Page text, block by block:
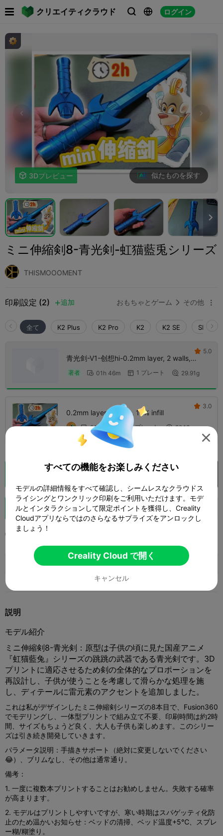
クリエイティクラウド   ログイン
 3Dプレビュー 似たものを探す

ミニ伸縮剣8-青光剣-虹猫藍兎シリーズ
THISMOOOMENT
印刷設定 (2) 追加 おもちゃとゲーム  その他 
全て K2 Plus K2 Pro K2 K2 SE
青光剑-V1-创想hi-0.2mm layer, 2 walls,
著者  01h 46m  1 プレート  29.91g
 5.0
0.2mm layer, 2 walls, 15% infill
 01h 47m 1 プレート  29.13g
 3.0
クラウドスライス Creality Cloud で開く
ブースト 146 189  
 2025-09-09
🚀 SPARKX i7 Series — Now Only $229
(26% OFF) >> Shop Now
説明
モデル紹介
ミニ伸縮剣8-青光剣：原型は子供の頃に見た国産アニメ
『虹猫藍兔』シリーズの跳跳の武器である青光剣です。3D
プリントに適応させるため剣の全体的なプロポーションを
再設計し、子供が使うことを考慮して滑らかな処理を施
し、ディテールに雷元素のアクセントを追加しました。
これは私がデザインしたミニ伸縮剣シリーズの8本目で、Fusion360
でモデリングし、一体型プリントで組み立て不要、印刷時間は約2時
間、サイズもちょうど良く、大人も子供も楽しめます。このシリー
ズは引き続き開発していきます。
パラメータ説明：手描きサポート（絶対に変更しないでください
😂）、ブリムなし、その他は通常通り。
備考：
1. 一度に複数本プリントすることはお勧めしません。失敗する確率
が高まります。
2. モデルはプリントしやすいですが、寒い時期はスパゲッティ化防
止のため温かいお知らせ：ベッドの清掃、ベッド温度+5℃、スプレ
ー糊/糊塗り。

すべての機能をお楽しみください
モデルの詳細情報をすべて確認し、シームレスなクラウドス
ライシングとワンクリック印刷をご利用いただけます。モデ
ルとインタラクションして限定ポイントを獲得し、Creality
Cloudアプリならではのさらなるサプライズをアンロックし
ましょう！
Creality Cloud で開く
キャンセル